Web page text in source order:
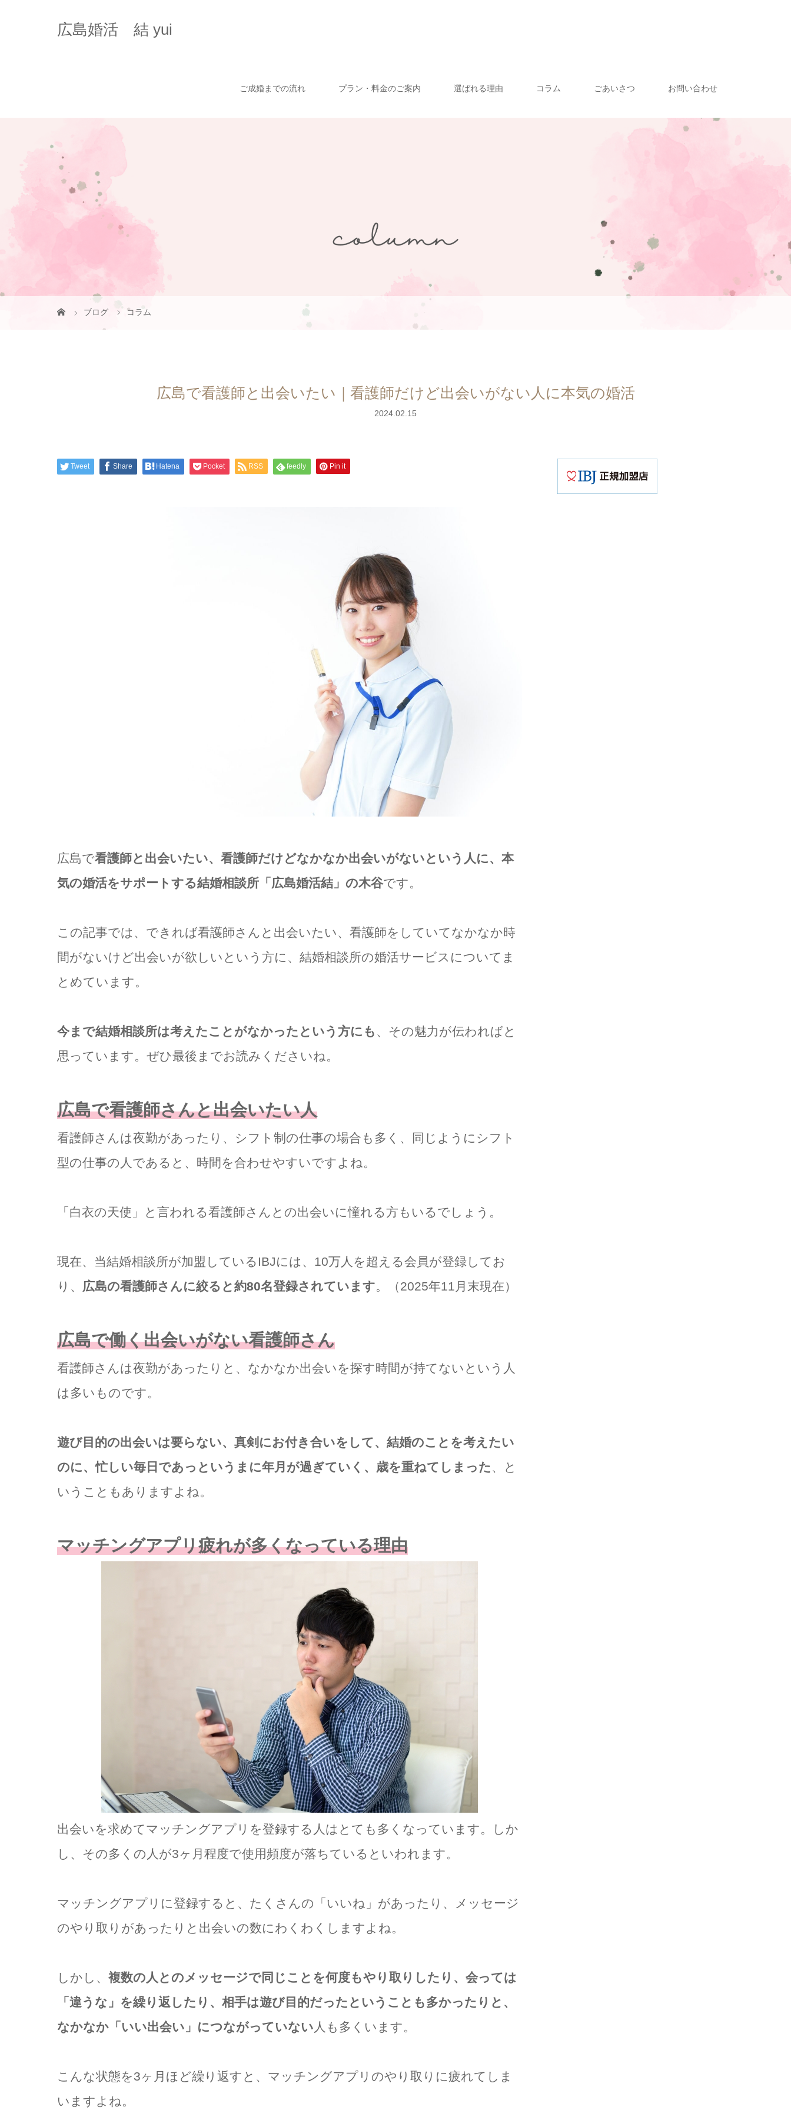
広島婚活 結 yui
ご成婚までの流れ プラン・料金のご案内 選ばれる理由 コラム ごあいさつ お問い合わせ
ブログ コラム
広島で看護師と出会いたい｜看護師だけど出会いがない人に本気の婚活
2024.02.15
Tweet Share Hatena Pocket RSS feedly Pin it
広島で看護師と出会いたい、看護師だけどなかなか出会いがないという人に、本
気の婚活をサポートする結婚相談所「広島婚活結」の木谷です。
この記事では、できれば看護師さんと出会いたい、看護師をしていてなかなか時
間がないけど出会いが欲しいという方に、結婚相談所の婚活サービスについてま
とめています。
今まで結婚相談所は考えたことがなかったという方にも 、その魅力が伝わればと
思っています。ぜひ最後までお読みくださいね。
広島で看護師さんと出会いたい人
看護師さんは夜勤があったり、シフト制の仕事の場合も多く、同じようにシフト
型の仕事の人であると、時間を合わせやすいですよね。
「白衣の天使」と言われる看護師さんとの出会いに憧れる方もいるでしょう。
現在、当結婚相談所が加盟しているIBJには、10万人を超える会員が登録してお
り、 広島の看護師さんに絞ると約80名登録されています。（2025年11月末現在）
広島で働く出会いがない看護師さん
看護師さんは夜勤があったりと、なかなか出会いを探す時間が持てないという人
は多いものです。
遊び目的の出会いは要らない、真剣にお付き合いをして、結婚のことを考えたい
のに、忙しい毎日であっというまに年月が過ぎていく、歳を重ねてしまった 、と
いうこともありますよね。
マッチングアプリ疲れが多くなっている理由
出会いを求めてマッチングアプリを登録する人はとても多くなっています。しか
し、その多くの人が3ヶ月程度で使用頻度が落ちているといわれます。
マッチングアプリに登録すると、たくさんの「いいね」があったり、メッセージ
のやり取りがあったりと出会いの数にわくわくしますよね。
しかし、 複数の人とのメッセージで同じことを何度もやり取りしたり、会っては
「違うな」を繰り返したり、相手は遊び目的だったということも多かったりと、
なかなか「いい出会い」につながっていない 人も多くいます。
こんな状態を3ヶ月ほど繰り返すと、マッチングアプリのやり取りに疲れてしま
いますよね。